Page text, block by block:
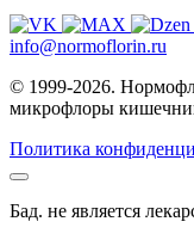
info@normoflorin.ru
© 1999-2026.
микрофлоры
Политика
Бад. не является